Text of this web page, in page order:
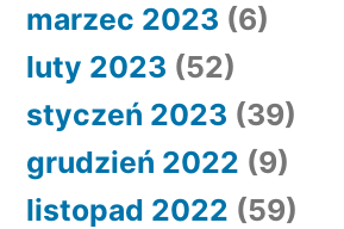
marzec 2023 (6)
luty 2023 (52)
styczeń 2023 (39)
grudzień 2022 (9)
listopad 2022 (59)